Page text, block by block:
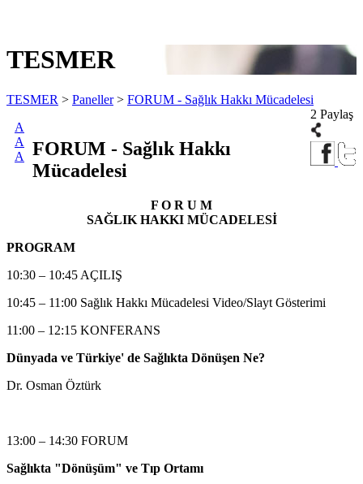
TESMER
TESMER > Paneller> FORUM - Sağlık Hakkı Mücadelesi
A
A
A
2 Paylaş
FORUM - Sağlık Hakkı
Mücadelesi
F O R U M
SAĞLIK HAKKI MÜCADELESİ
PROGRAM
10:30 – 10:45 AÇILIŞ
10:45 – 11:00 Sağlık Hakkı Mücadelesi Video/Slayt Gösterimi
11:00 – 12:15 KONFERANS
Dünyada ve Türkiye' de Sağlıkta Dönüşen Ne?
Dr. Osman Öztürk
13:00 – 14:30 FORUM
Sağlıkta "Dönüşüm" ve Tıp Ortamı